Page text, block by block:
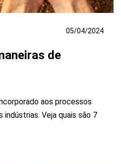
05/04/2024
de
aos processos
Veja quais são 7